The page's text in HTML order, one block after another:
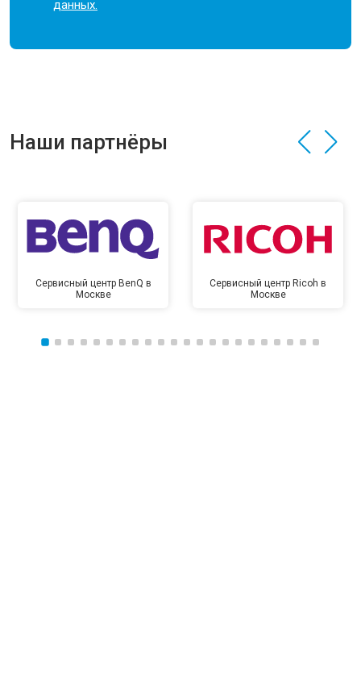
данных.
Наши партнёры
Сервисный центр BenQ в
Москве
Сервисный центр Ricoh в
Москве